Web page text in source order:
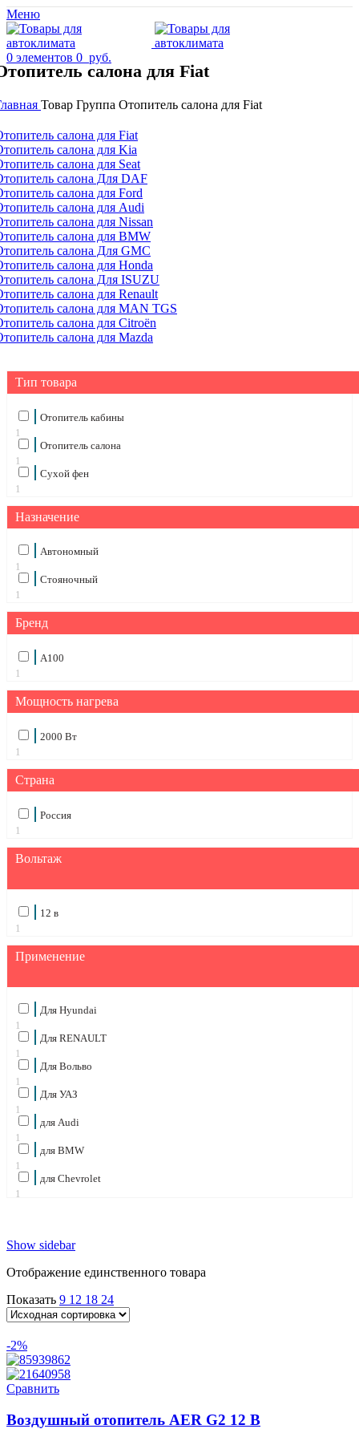
Меню
0 элементов 0 руб.
салона для Fiat
Товар Группа Отопитель салона для Fiat
салона для Fiat
салона для Kia
салона для Seat
салона Для DAF
салона для Ford
салона для Audi
салона для Nissan
салона для BMW
салона Для GMC
салона для Honda
салона Для ISUZU
салона для Renault
салона для MAN TGS
салона для Citroën
салона для Mazda
Тип товара
Отопитель кабины
1
Отопитель салона
1
Сухой фен
1
Назначение
Автономный
1
Стояночный
1
Бренд
А100
1
Мощность нагрева
2000 Вт
1
Страна
Россия
1
Вольтаж
12 в
1
Применение
Для Hyundai
1
Для RENAULT
1
Для Вольво
1
Для УАЗ
1
для Audi
1
для BMW
1
для Chevrolet
1
1
1
1
для Jaguar
1
для Land Rover
1
1
для Mazda
Show sidebar
Отображение единственного товара
Показать 9 12 18 24
-2%
Сравнить
Воздушный отопитель AER G2 12 В